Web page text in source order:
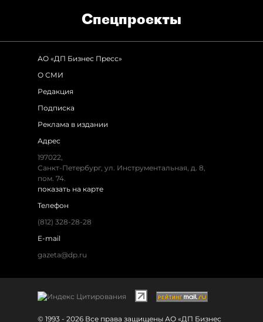
Спец­проекты
АО «ДП Бизнес Пресс»
О СМИ
Редакция
Подписка
Реклама в издании
Адрес
197022,
Санкт-Петербург, ул. Инструментальная, д. 8,
пом. 74.
показать на карте
Телефон
(812) 328-28-28
E-mail
gazeta@dp.ru
© 1993 - 2026 Все права защищены АО «ДП Бизнес